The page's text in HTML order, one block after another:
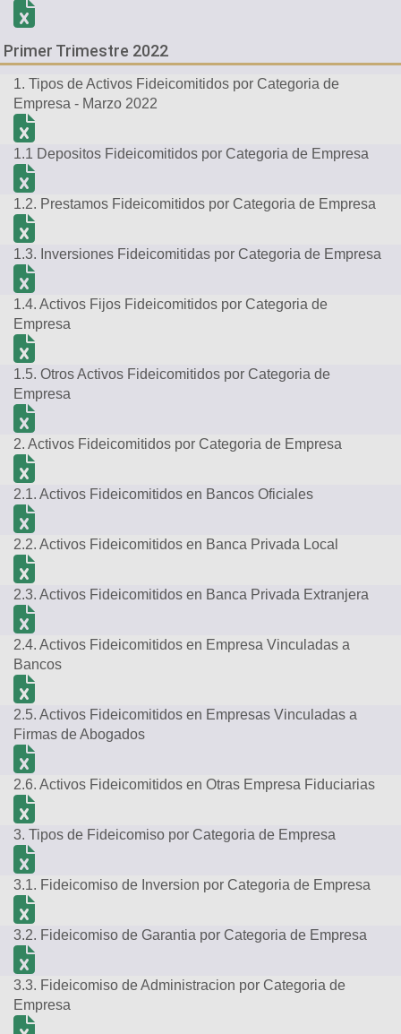
Primer Trimestre 2022
1. Tipos de Activos Fideicomitidos por Categoria de
Empresa - Marzo 2022
1.1 Depositos Fideicomitidos por Categoria de Empresa
1.2. Prestamos Fideicomitidos por Categoria de Empresa
1.3. Inversiones Fideicomitidas por Categoria de Empresa
1.4. Activos Fijos Fideicomitidos por Categoria de
Empresa
1.5. Otros Activos Fideicomitidos por Categoria de
Empresa
2. Activos Fideicomitidos por Categoria de Empresa
2.1. Activos Fideicomitidos en Bancos Oficiales
2.2. Activos Fideicomitidos en Banca Privada Local
2.3. Activos Fideicomitidos en Banca Privada Extranjera
2.4. Activos Fideicomitidos en Empresa Vinculadas a
Bancos
2.5. Activos Fideicomitidos en Empresas Vinculadas a
Firmas de Abogados
2.6. Activos Fideicomitidos en Otras Empresa Fiduciarias
3. Tipos de Fideicomiso por Categoria de Empresa
3.1. Fideicomiso de Inversion por Categoria de Empresa
3.2. Fideicomiso de Garantia por Categoria de Empresa
3.3. Fideicomiso de Administracion por Categoria de
Empresa